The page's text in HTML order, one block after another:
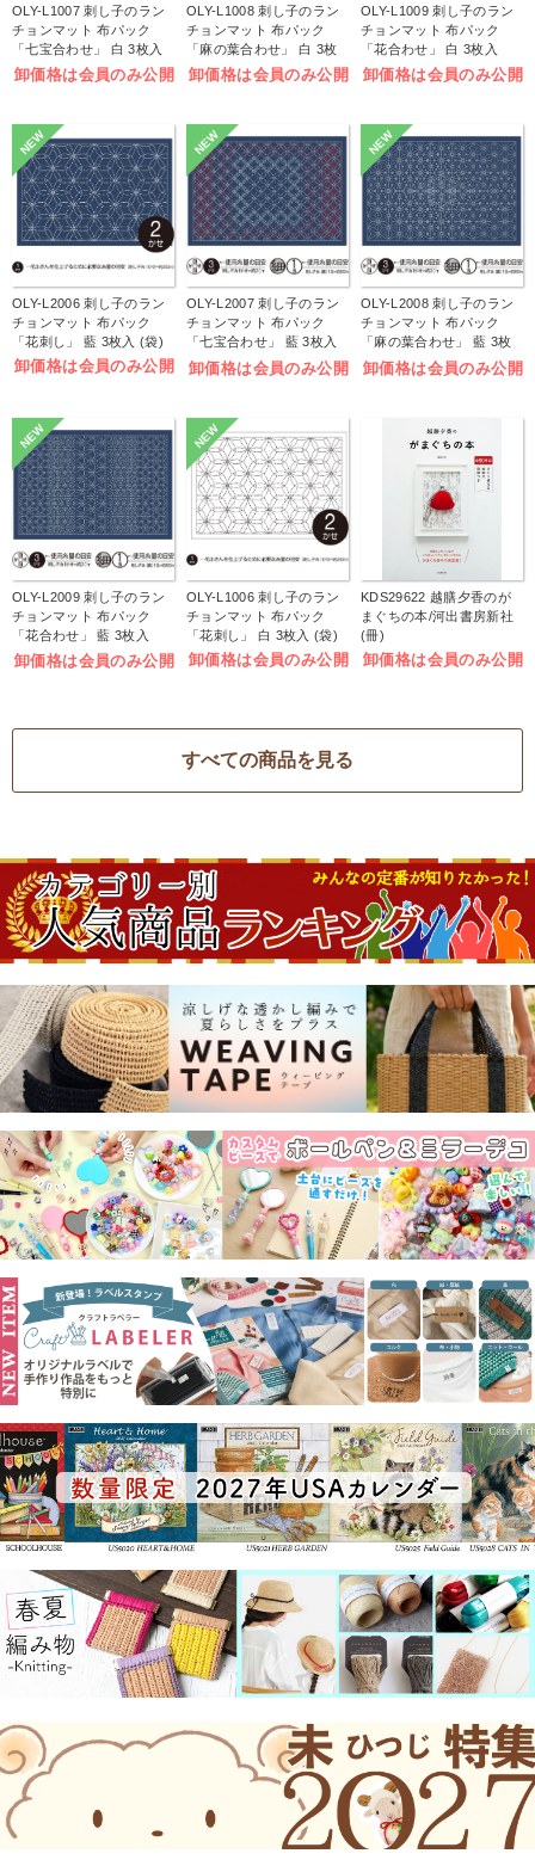
OLY-L1007 刺し子のラン
チョンマット 布パック
「七宝合わせ」 白 3枚入
(袋)
卸価格は会員のみ公開
OLY-L1008 刺し子のラン
チョンマット 布パック
「麻の葉合わせ」 白 3枚
入 (袋)
卸価格は会員のみ公開
OLY-L1009 刺し子のラン
チョンマット 布パック
「花合わせ」 白 3枚入
(袋)
卸価格は会員のみ公開
NEW
OLY-L2006 刺し子のラン
チョンマット 布パック
「花刺し」 藍 3枚入 (袋)
卸価格は会員のみ公開
NEW
OLY-L2007 刺し子のラン
チョンマット 布パック
「七宝合わせ」 藍 3枚入
(袋)
卸価格は会員のみ公開
NEW
OLY-L2008 刺し子のラン
チョンマット 布パック
「麻の葉合わせ」 藍 3枚
入 (袋)
卸価格は会員のみ公開
NEW
OLY-L2009 刺し子のラン
チョンマット 布パック
「花合わせ」 藍 3枚入
(袋)
卸価格は会員のみ公開
NEW
OLY-L1006 刺し子のラン
チョンマット 布パック
「花刺し」 白 3枚入 (袋)
卸価格は会員のみ公開
KDS29622 越膳夕香のが
まぐちの本/河出書房新社
(冊)
卸価格は会員のみ公開
すべての商品を見る